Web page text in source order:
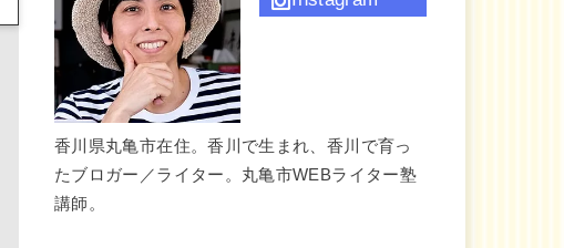
香川県丸亀市在住。香川で生まれ、香川で育っ
たブロガー／ライター。丸亀市WEBライター塾
講師。